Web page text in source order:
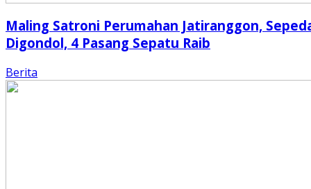
Maling Satroni Perumahan Jatiranggon,
Digondol, 4 Pasang Sepatu Raib
Berita